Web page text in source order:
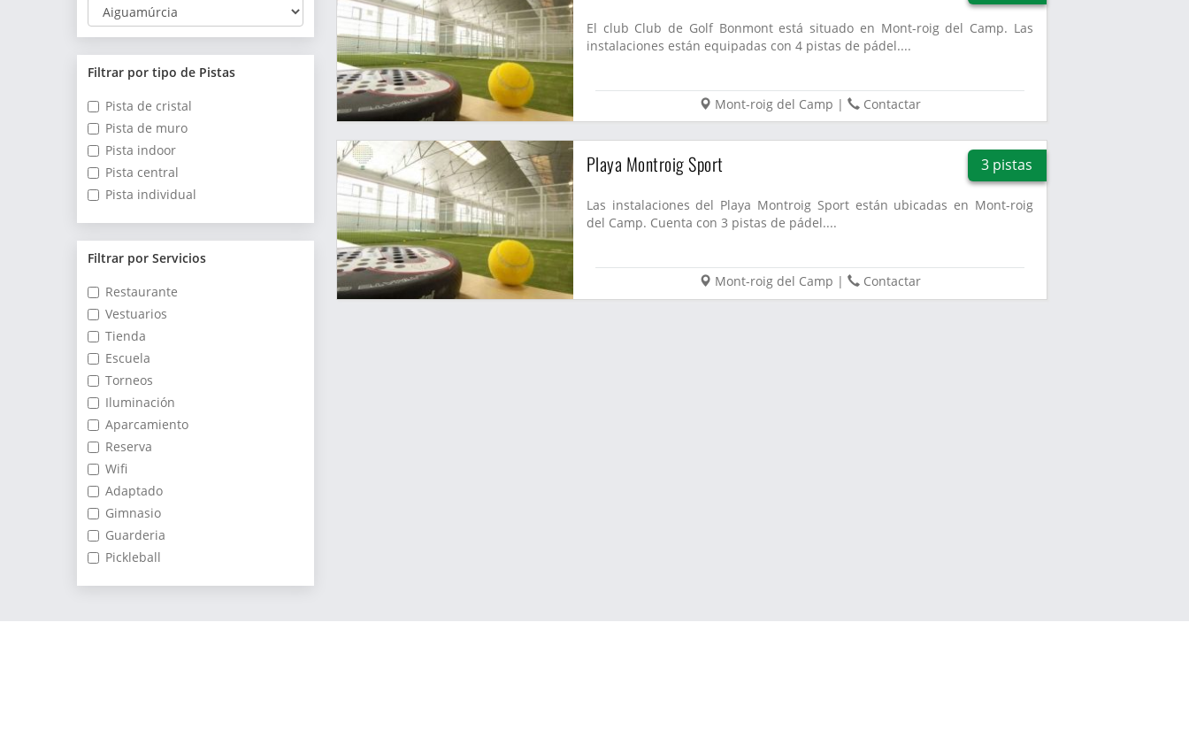
Filtrar por tipo de Pistas
Pista de cristal
Pista de muro
Pista indoor
Pista central
Pista individual
Filtrar por Servicios
Restaurante
Vestuarios
Tienda
Escuela
Torneos
Iluminación
Aparcamiento
Reserva
Wifi
Adaptado
Gimnasio
Guarderia
Pickleball
El club Club de Golf Bonmont está situado en Mont-roig del Camp. Las
instalaciones están equipadas con 4 pistas de pádel....
Mont-roig del Camp | Contactar
Playa Montroig Sport 3 pistas
Las instalaciones del Playa Montroig Sport están ubicadas en Mont-roig
del Camp. Cuenta con 3 pistas de pádel....
Mont-roig del Camp | Contactar